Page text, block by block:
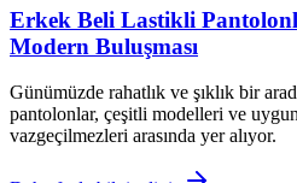
Erkek Beli Lastikli
Modern Buluşması
Günümüzde rahatlık ve şıklık bir
pantolonlar, çeşitli modelleri ve
vazgeçilmezleri arasında yer alıyor.